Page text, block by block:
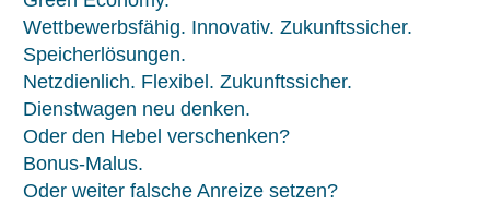
Wettbewerbsfähig. Innovativ. Zukunftssicher.
Speicherlösungen.
Netzdienlich. Flexibel. Zukunftssicher.
Dienstwagen neu denken.
Oder den Hebel verschenken?
Bonus-Malus.
Oder weiter falsche Anreize setzen?